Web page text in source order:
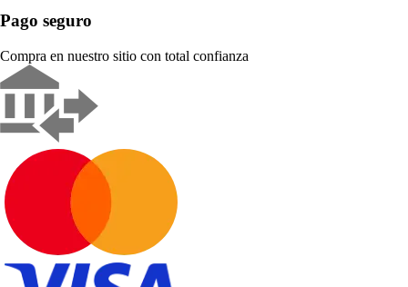
Pago seguro
Compra en nuestro sitio con total confianza